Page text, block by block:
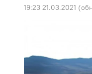
19:23 21.03.2021